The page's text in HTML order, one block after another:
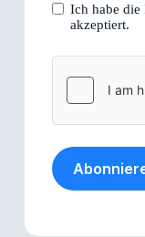
Ich habe die
akzeptiert.